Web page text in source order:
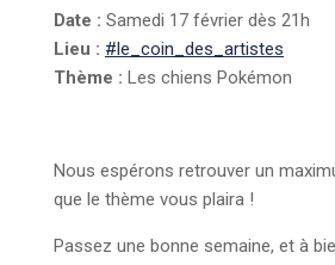
Date : Samedi 17 février dès 21h
Lieu : #le_coin_des_artistes
Thème : Les chiens Pokémon
Nous espérons retrouver un
que le thème vous plaira !
Passez une bonne semaine, et à